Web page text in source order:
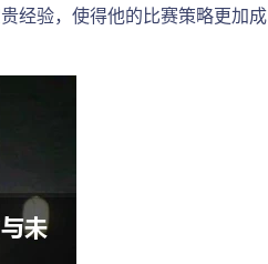
经验，使得他的比赛策略更加成